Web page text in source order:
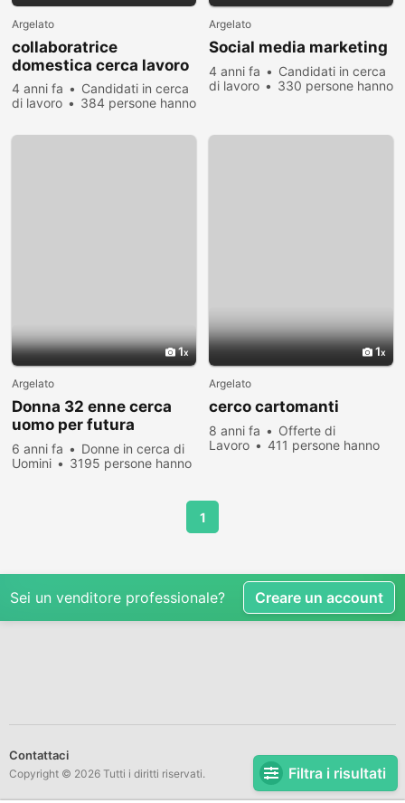
Filtra i risultati
Argelato
collaboratrice
domestica cerca lavoro
4 anni fa
Candidati in cerca
di lavoro
384 persone hanno
Argelato
Social media marketing
4 anni fa
Candidati in cerca
di lavoro
330 persone hanno
1
Argelato
Donna 32 enne cerca
uomo per futura
convivenza
6 anni fa
Donne in cerca di
Uomini
3195 persone hanno
1
Argelato
cerco cartomanti
8 anni fa
Offerte di
Lavoro
411 persone hanno
1
Sei un venditore professionale? Creare un account
Contattaci
Copyright © 2026 Tutti i diritti riservati.